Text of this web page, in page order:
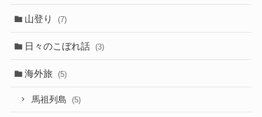
山登り (7)
日々のこぼれ話 (3)
海外旅 (5)
馬祖列島 (5)